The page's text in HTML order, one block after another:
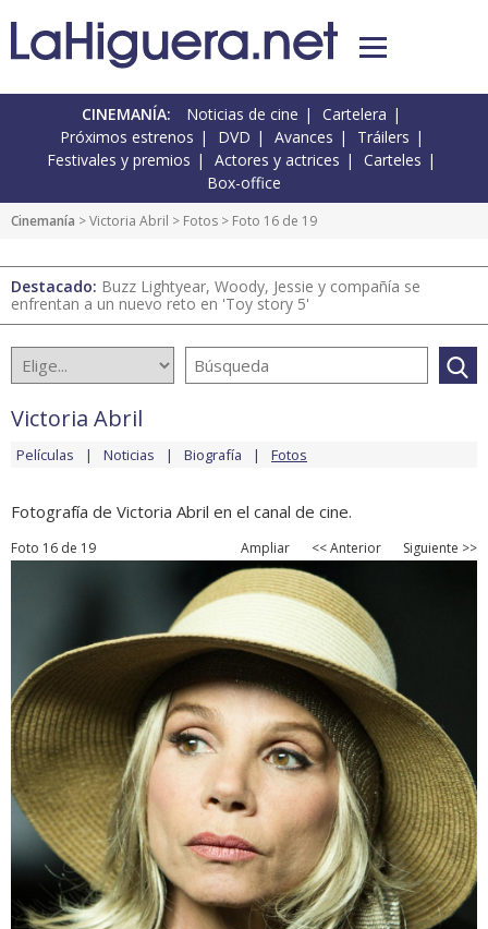
CINEMANÍA: Noticias de cine
Cartelera
Próximos estrenos
DVD Avances
Tráilers
Festivales y premios
Actores y actrices
Carteles
Box-office
Cinemanía >Victoria Abril > Fotos > Foto 16 de 19
Destacado: Buzz Lightyear, Woody, Jessie y compañía se
enfrentan a un nuevo reto en 'Toy story 5'
Victoria Abril
Películas Noticias Biografía Fotos
Fotografía de Victoria Abril en el canal de cine.
Foto 16 de 19 Ampliar << Anterior Siguiente >>